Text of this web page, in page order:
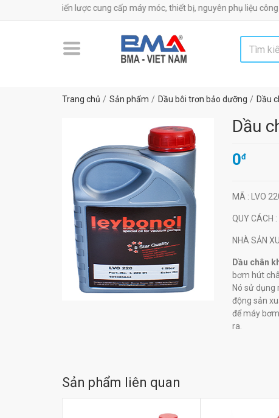
tín chiến lược cung cấp máy móc, thiết bị, nguyên phụ liệu công nghiệp!
Trang chủ Sản phẩm Dầu bôi trơn bảo dưỡng Dầu
Dầu
0đ
MÃ : LVO
QUY CÁCH
NHÀ SẢN
Dầu chân
bơm hút
Nó sử
động sản
để máy
ra.
Sản phẩm liên quan